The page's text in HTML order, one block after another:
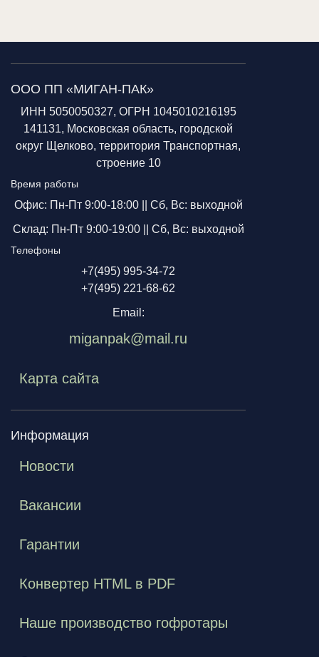
ООО ПП «МИГАН-ПАК»
ИНН 5050050327, ОГРН 1045010216195
141131, Московская область, городской
округ Щелково, территория Транспортная,
строение 10
Время работы
Офис: Пн-Пт 9:00-18:00 || Сб, Вс: выходной
Склад: Пн-Пт 9:00-19:00 || Сб, Вс: выходной
Телефоны
+7(495) 995-34-72
+7(495) 221-68-62
Email:
miganpak@mail.ru
Карта сайта
Информация
Новости
Вакансии
Гарантии
Конвертер HTML в PDF
Наше производство гофротары